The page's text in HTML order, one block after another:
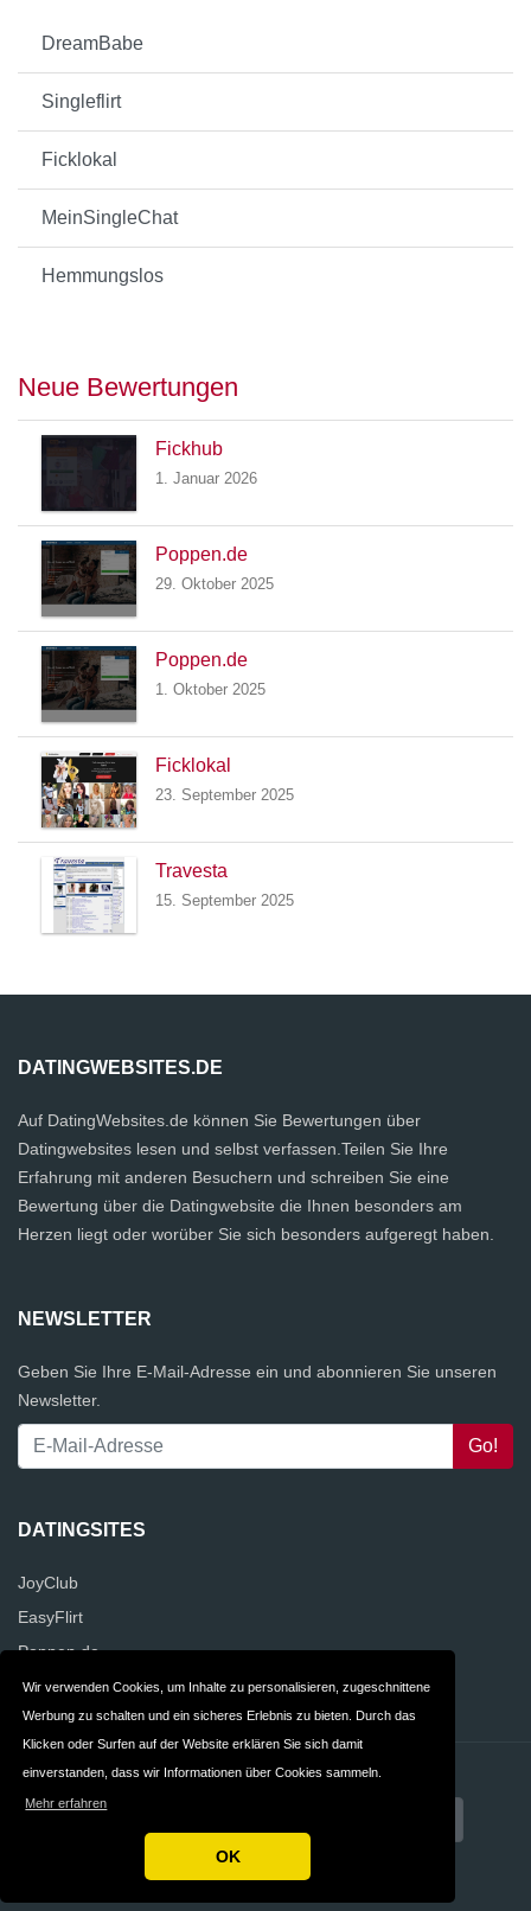
Wir verwenden Cookies, um Inhalte zu personalisieren, zugeschnittene
Werbung zu schalten und ein sicheres Erlebnis zu bieten. Durch das
Klicken oder Surfen auf der Website erklären Sie sich damit
einverstanden, dass wir Informationen über Cookies sammeln.
Mehr erfahren
OK
DreamBabe
Singleflirt
Ficklokal
MeinSingleChat
Hemmungslos
Neue Bewertungen
Fickhub
1. Januar 2026
Poppen.de
29. Oktober 2025
Poppen.de
1. Oktober 2025
Ficklokal
23. September 2025
Travesta
15. September 2025
DATINGWEBSITES.DE
Auf DatingWebsites.de können Sie Bewertungen über
Datingwebsites lesen und selbst verfassen.Teilen Sie Ihre
Erfahrung mit anderen Besuchern und schreiben Sie eine
Bewertung über die Datingwebsite die Ihnen besonders am
Herzen liegt oder worüber Sie sich besonders aufgeregt haben.
NEWSLETTER
Geben Sie Ihre E-Mail-Adresse ein und abonnieren Sie unseren
Newsletter.
DATINGSITES
JoyClub
EasyFlirt
Poppen.de
Kwick.de
Kontakt Datenschutz
Copyright © 2026 DatingWebsites.de